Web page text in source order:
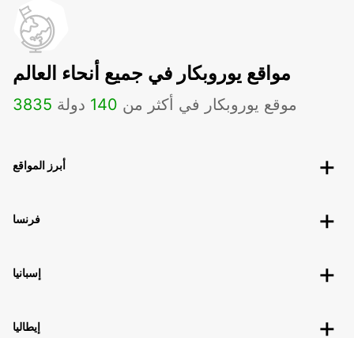
مواقع يوروبكار في جميع أنحاء العالم
3835 موقع يوروبكار في أكثر من 140 دولة
أبرز المواقع
فرنسا
إسبانيا
إيطاليا